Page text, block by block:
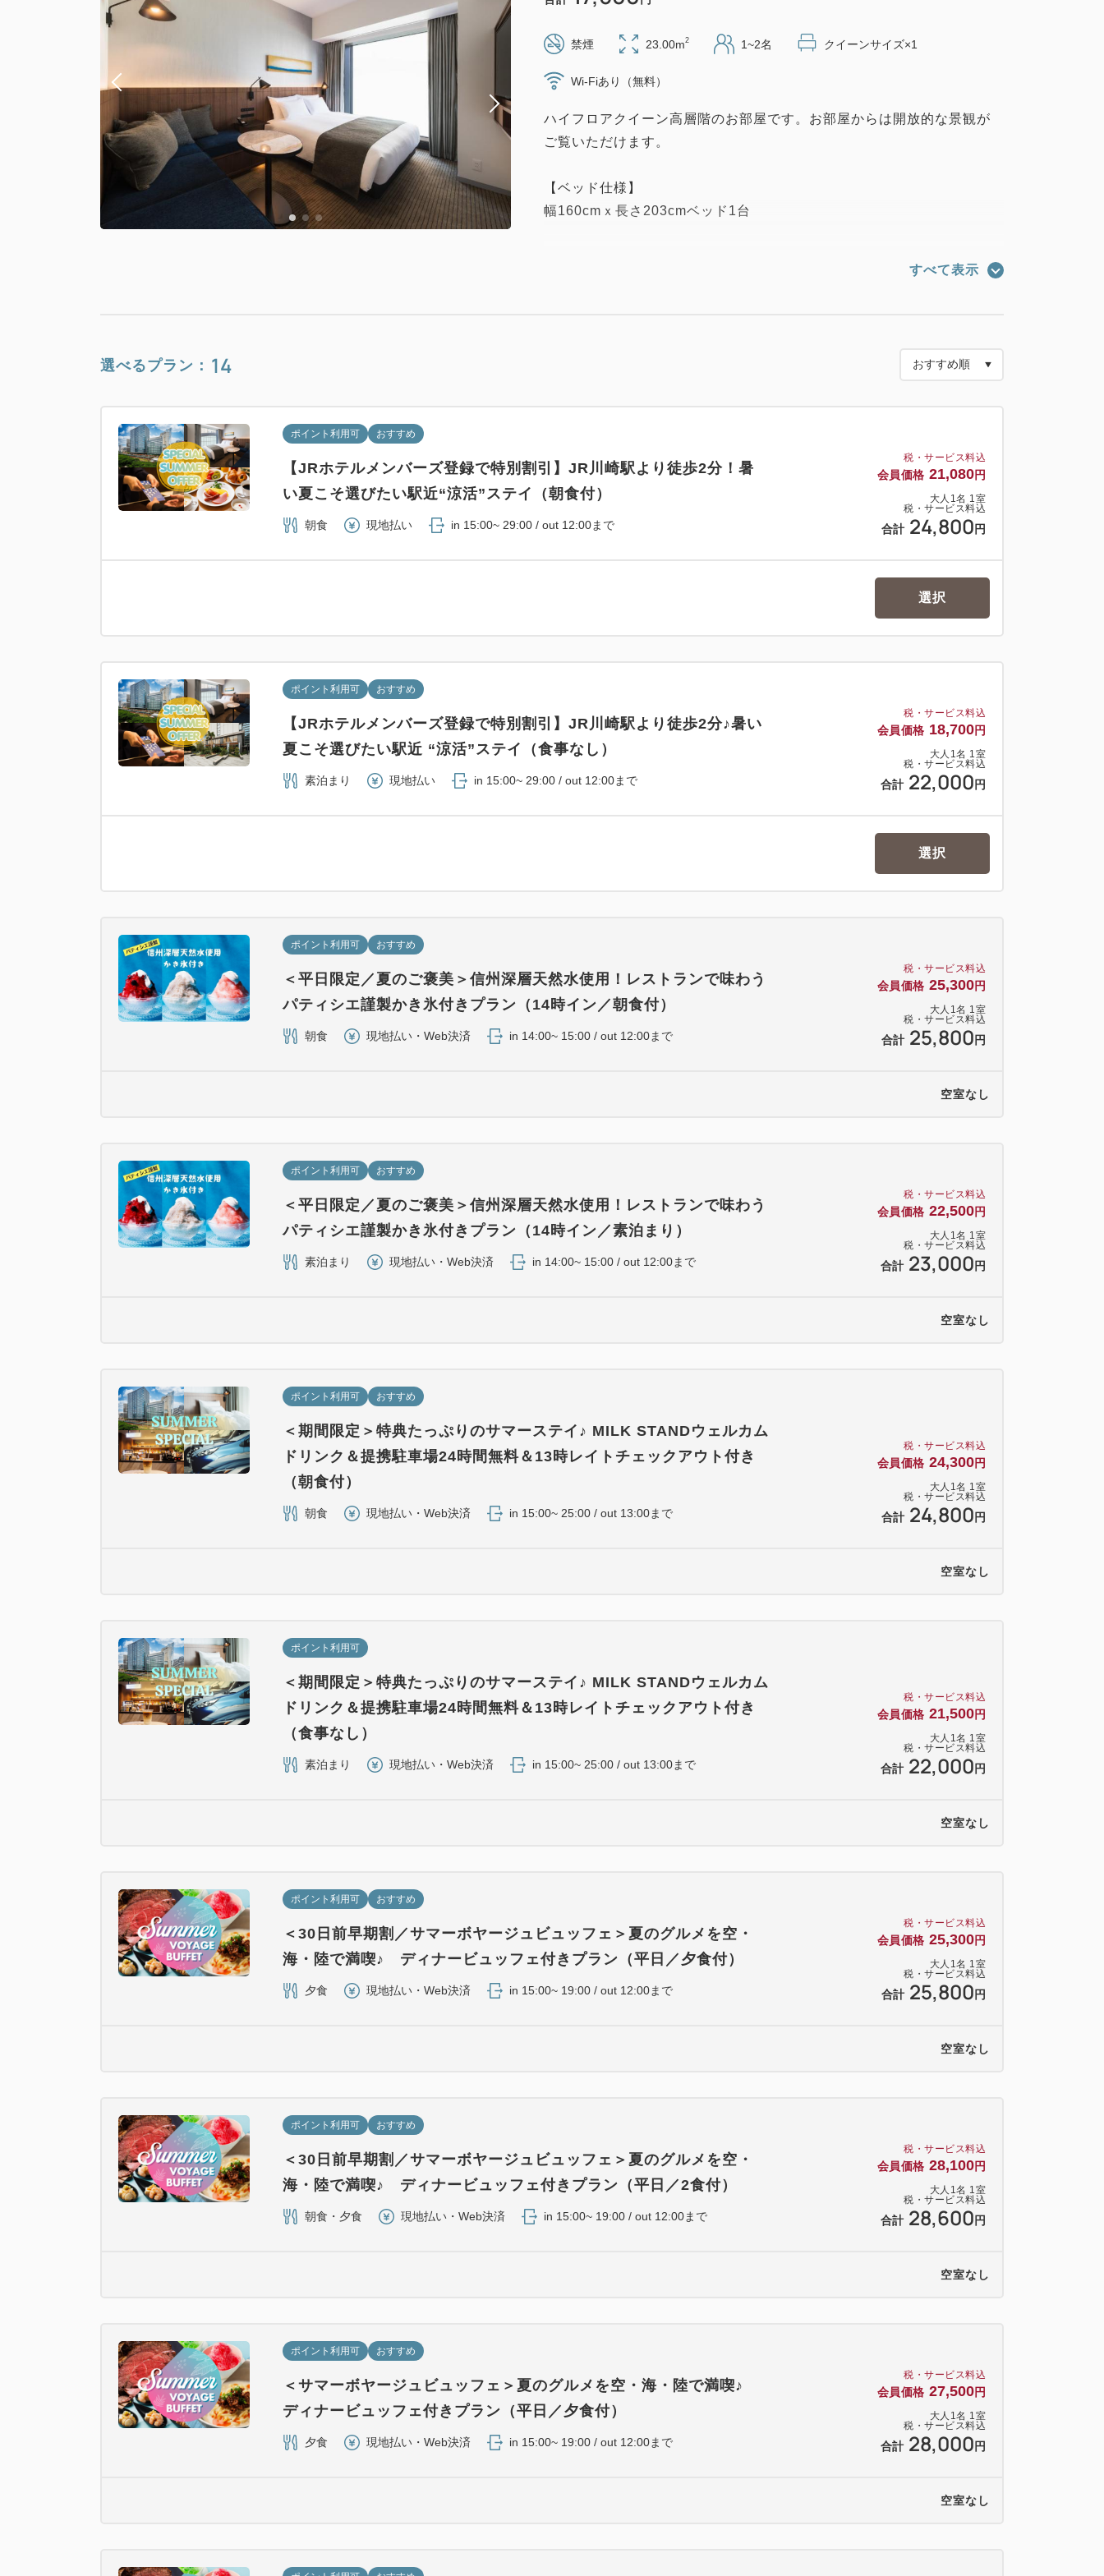
禁煙 23.00m2 1~2名 クイーンサイズ×1
Wi-Fiあり（無料）
ハイフロアクイーン高層階のお部屋です。お部屋からは開放的な景観が
ご覧いただけます。
【ベッド仕様】
幅160cmｘ長さ203cmベッド1台
YouTubeなど）
●客室インテリアデザインは「SUPPOSE DESIGN OFFICE Co.,LTD」
やすらぎと華やぎのある空間デザインを実現
【アメニティ】
バスタオル・フェイスタオル・ハンドタオル・シャンプー・リンス・ボ
ディーソープ・歯ブラシセット・コットン・綿棒・シェーバー・ドリッ
プコーヒー(上島珈琲)・煎茶ティーバッグ・ミネラルウォーター(お1人様
すべて表示
選べるプラン： 14
税・サービス料込
会員価格 21,080円
大人 1名 1室
税・サービス料込
合計 24,800 円
ポイント利用可 おすすめ
【JRホテルメンバーズ登録で特別割引】JR川崎駅より徒歩2分！暑
い夏こそ選びたい駅近“涼活”ステイ（朝食付）
朝食 現地払い in 15:00~ 29:00 / out 12:00まで
選択
税・サービス料込
会員価格 18,700円
大人 1名 1室
税・サービス料込
合計 22,000 円
ポイント利用可 おすすめ
【JRホテルメンバーズ登録で特別割引】JR川崎駅より徒歩2分♪暑い
夏こそ選びたい駅近 “涼活”ステイ（食事なし）
素泊まり 現地払い in 15:00~ 29:00 / out 12:00まで
選択
税・サービス料込
会員価格 25,300円
大人 1名 1室
税・サービス料込
合計 25,800 円
ポイント利用可 おすすめ
＜平日限定／夏のご褒美＞信州深層天然水使用！レストランで味わう
パティシエ謹製かき氷付きプラン（14時イン／朝食付）
朝食 現地払い・Web決済 in 14:00~ 15:00 / out 12:00まで
空室なし
税・サービス料込
会員価格 22,500円
大人 1名 1室
税・サービス料込
合計 23,000 円
ポイント利用可 おすすめ
＜平日限定／夏のご褒美＞信州深層天然水使用！レストランで味わう
パティシエ謹製かき氷付きプラン（14時イン／素泊まり）
素泊まり 現地払い・Web決済 in 14:00~ 15:00 / out 12:00まで
空室なし
税・サービス料込
会員価格 24,300円
大人 1名 1室
税・サービス料込
合計 24,800 円
ポイント利用可 おすすめ
＜期間限定＞特典たっぷりのサマーステイ♪ MILK STANDウェルカム
ドリンク＆提携駐車場24時間無料＆13時レイトチェックアウト付き
（朝食付）
朝食 現地払い・Web決済 in 15:00~ 25:00 / out 13:00まで
空室なし
税・サービス料込
会員価格 21,500円
大人 1名 1室
税・サービス料込
合計 22,000 円
ポイント利用可
＜期間限定＞特典たっぷりのサマーステイ♪ MILK STANDウェルカム
ドリンク＆提携駐車場24時間無料＆13時レイトチェックアウト付き
（食事なし）
素泊まり 現地払い・Web決済 in 15:00~ 25:00 / out 13:00まで
空室なし
税・サービス料込
会員価格 25,300円
大人 1名 1室
税・サービス料込
合計 25,800 円
ポイント利用可 おすすめ
＜30日前早期割／サマーボヤージュビュッフェ＞夏のグルメを空・
海・陸で満喫♪ ディナービュッフェ付きプラン（平日／夕食付）
夕食 現地払い・Web決済 in 15:00~ 19:00 / out 12:00まで
空室なし
税・サービス料込
会員価格 28,100円
大人 1名 1室
税・サービス料込
合計 28,600 円
ポイント利用可 おすすめ
＜30日前早期割／サマーボヤージュビュッフェ＞夏のグルメを空・
海・陸で満喫♪ ディナービュッフェ付きプラン（平日／2食付）
朝食・夕食 現地払い・Web決済 in 15:00~ 19:00 / out 12:00まで
空室なし
税・サービス料込
会員価格 27,500円
大人 1名 1室
税・サービス料込
合計 28,000 円
ポイント利用可 おすすめ
＜サマーボヤージュビュッフェ＞夏のグルメを空・海・陸で満喫♪
ディナービュッフェ付きプラン（平日／夕食付）
夕食 現地払い・Web決済 in 15:00~ 19:00 / out 12:00まで
空室なし